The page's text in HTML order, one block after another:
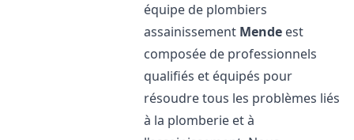
équipe de plombiers
assainissement Mende est
composée de professionnels
qualifiés et équipés pour
résoudre tous les problèmes liés
à la plomberie et à